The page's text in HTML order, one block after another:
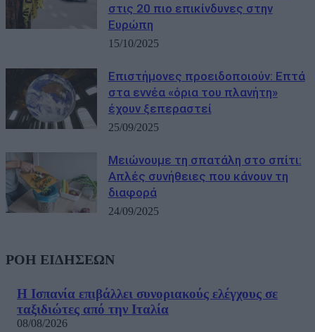
στις 20 πιο επικίνδυνες στην
Ευρώπη
15/10/2025
Επιστήμονες προειδοποιούν: Επτά
στα εννέα «όρια του πλανήτη»
έχουν ξεπεραστεί
25/09/2025
Μειώνουμε τη σπατάλη στο σπίτι:
Απλές συνήθειες που κάνουν τη
διαφορά
24/09/2025
ΡΟΗ ΕΙΔΗΣΕΩΝ
Η Ισπανία επιβάλλει συνοριακούς ελέγχους σε
ταξιδιώτες από την Ιταλία
08/08/2026